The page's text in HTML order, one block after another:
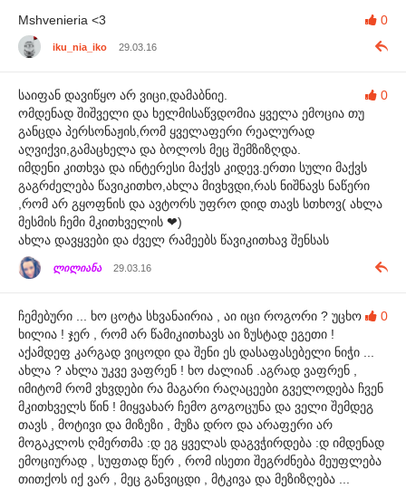
0
Mshvenieria <3
iku_nia_iko 29.03.16
0
საიფან დავიწყო არ ვიცი,დამაბნიე.
ომდენად შიშველი და ხელმისაწვდომია ყველა ემოცია თუ
განცდა პერსონაჟის,რომ ყველაფერი რეალურად
აღვიქვი,გამაცხელა და ბოლოს მეც შემზიზღდა.
იმდენი კითხვა და ინტერესი მაქვს კიდევ.ერთი სული მაქვს
გაგრძელება წავიკითხო,ახლა მივხვდი,რას ნიშნავს ნაწერი
,რომ არ გყოფნის და ავტორს უფრო დიდ თავს სთხოვ( ახლა
მესმის ჩემი მკითხველის ❤)
ახლა დავყვები და ძველ რამეებს წავიკითხავ შენსას
ლილიანა 29.03.16
0
ჩემებური ... ხო ცოტა სხვანაირია , აი იცი როგორი ? უცხო
ხილია ! ჯერ , რომ არ წამიკითხავს აი ზუსტად ეგეთი !
აქამდეფ კარგად ვიცოდი და შენი ეს დასაფასებელი ნიჭი ...
ახლა ? ახლა უკვე ვაფრენ ! ხო ძალიან .აგრად ვაფრენ ,
იმიტომ რომ ვხვდები რა მაგარი რაღაცეები გველოდება ჩვენ
მკითხველს წინ ! მიყვახარ ჩემო გოგოცუნა და ველი შემდეგ
თავს , მოტივი და მიზეზი , მუზა დრო და არაფერი არ
მოგაკლოს ღმერთმა :დ ეგ ყველას დაგვჭირდება :დ იმდენად
ემოციურად , სუფთად წერ , რომ ისეთი შეგრძნება მეუფლება
თითქოს იქ ვარ , მეც განვიცდი , მტკივა და მეზიზღება ...